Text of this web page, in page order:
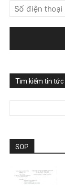
Tìm kiếm tin tức
SOP